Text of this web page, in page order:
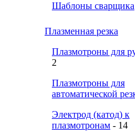
Шаблоны сварщика
Плазменная резка
Плазмотроны для
2
Плазмотроны для
автоматической
Электрод (катод) к
плазмотронам - 14